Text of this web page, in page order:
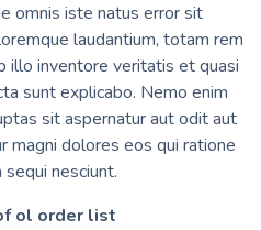
omnis iste natus error sit
laudantium, totam rem
illo inventore veritatis et quasi
sunt explicabo. Nemo enim
sit aspernatur aut odit aut
magni dolores eos qui ratione
nesciunt.
ol order list